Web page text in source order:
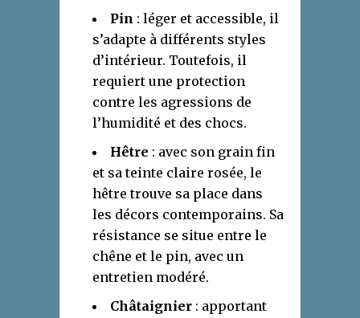
Pin : léger et accessible, il
s’adapte à différents styles
d’intérieur. Toutefois, il
requiert une protection
contre les agressions de
l’humidité et des chocs.
Hêtre : avec son grain fin
et sa teinte claire rosée, le
hêtre trouve sa place dans
les décors contemporains. Sa
résistance se situe entre le
chêne et le pin, avec un
entretien modéré.
Châtaignier : apportant